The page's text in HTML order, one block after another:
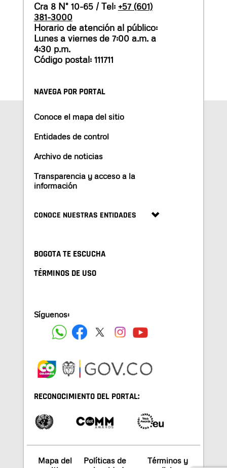
Cra 8 N° 10-65 / Tel: +57 (601)
381-3000
Horario de atención al público:
Lunes a viernes de 7:00 a.m. a
4:30 p.m.
Código postal: 111711
NAVEGA POR PORTAL
Conoce el mapa del sitio
Entidades de control
Archivo de noticias
Transparencia y acceso a la
información
CONOCE NUESTRAS ENTIDADES
BOGOTA TE ESCUCHA
TÉRMINOS DE USO
Síguenos:
RECONOCIMIENTO DEL PORTAL:
Mapa del
Políticas de
Términos y